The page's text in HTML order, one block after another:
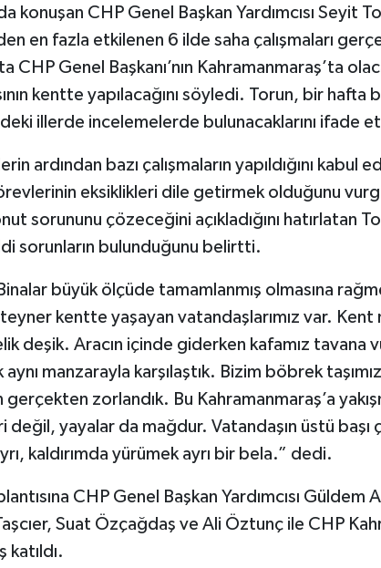
konuşan CHP Genel Başkan Yardımcısı Seyit
en fazla etkilenen 6 ilde saha çalışmaları
CHP Genel Başkanı’nın Kahramanmaraş’ta
kentte yapılacağını söyledi. Torun, bir hafta
illerde incelemelerde bulunacaklarını ifade
ardından bazı çalışmaların yapıldığını kabul
eksiklikleri dile getirmek olduğunu
sorununu çözeceğini açıkladığını hatırlatan
sorunların bulunduğunu belirtti.
büyük ölçüde tamamlanmış olmasına
kentte yaşayan vatandaşlarımız var.
deşik. Aracın içinde giderken kafamız tavana
manzarayla karşılaştık. Bizim böbrek
gerçekten zorlandık. Bu Kahramanmaraş’a
değil, yayalar da mağdur. Vatandaşın üstü
kaldırımda yürümek ayrı bir bela.” dedi.
CHP Genel Başkan Yardımcısı
Suat Özçağdaş ve Ali Öztunç ile CHP
katıldı.